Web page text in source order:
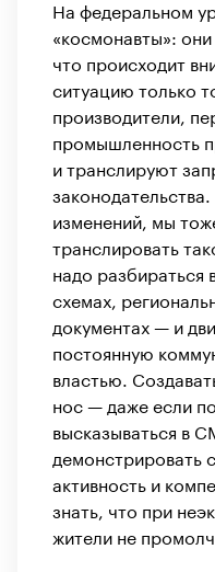
На федеральном
«космонавты»:
что происходит
ситуацию только
производители,
промышленность
и транслируют
изменений, мы
транслировать
надо разбираться
схемах,
документах — и
постоянную
властью.
нос — даже если
высказываться в
демонстрировать
активность и
знать, что при
жители не